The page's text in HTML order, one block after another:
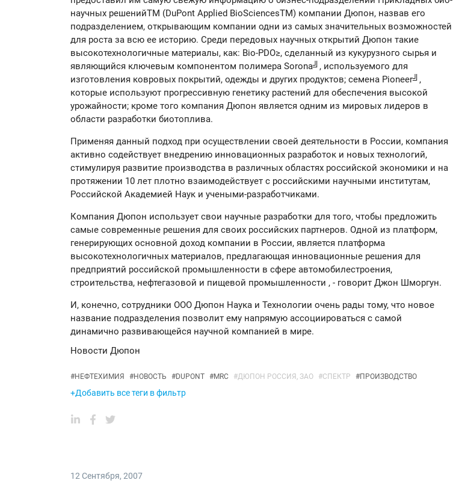
научных решенийTM (DuPont Applied BioSciencesTM) компании Дюпон, назвав его
подразделением, открывающим компании одни из самых значительных возможностей
для роста за всю ее историю. Среди передовых научных открытий Дюпон такие
высокотехнологичные материалы, как: Bio-PDO≥, сделанный из кукурузного сырья и
являющийся ключевым компонентом полимера Sorona╝, используемого для
изготовления ковровых покрытий, одежды и других продуктов; семена Pioneer╝,
которые используют прогрессивную генетику растений для обеспечения высокой
урожайности; кроме того компания Дюпон является одним из мировых лидеров в
области разработки биотоплива.
Применяя данный подход при осуществлении своей деятельности в России, компания
активно содействует внедрению инновационных разработок и новых технологий,
стимулируя развитие производства в различных областях российской экономики и на
протяжении 10 лет плотно взаимодействует с российскими научными институтам,
Российской Академией Наук и учеными-разработчиками.
Компания Дюпон использует свои научные разработки для того, чтобы предложить
самые современные решения для своих российских партнеров. Одной из платформ,
генерирующих основной доход компании в России, является платформа
высокотехнологичных материалов, предлагающая инновационные решения для
предприятий российской промышленности в сфере автомобилестроения,
строительства, нефтегазовой и пищевой промышленности , - говорит Джон Шморгун.
И, конечно, сотрудники ООО Дюпон Наука и Технологии очень рады тому, что новое
название подразделения позволит ему напрямую ассоциироваться с самой
динамично развивающейся научной компанией в мире.
Новости Дюпон
#НЕФТЕХИМИЯ #НОВОСТЬ #DUPONT #MRC #ДЮПОН РОССИЯ, ЗАО #СПЕКТР #ПРОИЗВОДСТВО
+Добавить все теги в фильтр
12 Сентября, 2007